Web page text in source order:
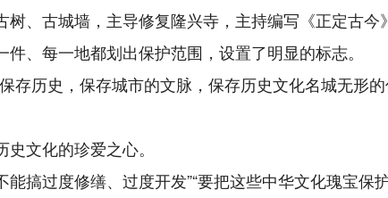
、古城墙，主导修复隆兴寺，主持编写《正定古
、每一地都划出保护范围，设置了明显的标志。
存历史，保存城市的文脉，保存历史文化名城无形
文化的珍爱之心。
能搞过度修缮、过度开发”“要把这些中华文化瑰宝